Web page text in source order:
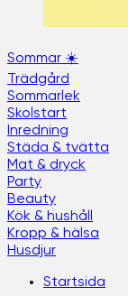
Sommar ☀️
Trädgård
Sommarlek
Skolstart
Inredning
Städa & tvätta
Mat & dryck
Party
Beauty
Kök & hushåll
Kropp & hälsa
Husdjur
Startsida